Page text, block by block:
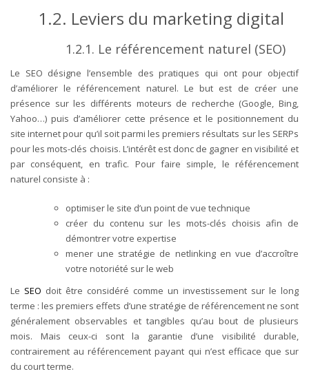
1.2. Leviers du marketing digital
1.2.1. Le référencement naturel (SEO)
Le SEO désigne l’ensemble des pratiques qui ont pour objectif
d’améliorer le référencement naturel. Le but est de créer une
présence sur les différents moteurs de recherche (Google, Bing,
Yahoo…) puis d’améliorer cette présence et le positionnement du
site internet pour qu’il soit parmi les premiers résultats sur les SERPs
pour les mots-clés choisis. L’intérêt est donc de gagner en visibilité et
par conséquent, en trafic. Pour faire simple, le référencement
naturel consiste à :
optimiser le site d’un point de vue technique
créer du contenu sur les mots-clés choisis afin de
démontrer votre expertise
mener une stratégie de netlinking en vue d’accroître
votre notoriété sur le web
Le SEO doit être considéré comme un investissement sur le long
terme : les premiers effets d’une stratégie de référencement ne sont
généralement observables et tangibles qu’au bout de plusieurs
mois. Mais ceux-ci sont la garantie d’une visibilité durable,
contrairement au référencement payant qui n’est efficace que sur
du court terme.